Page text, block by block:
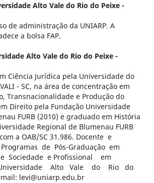
Alto Vale do Rio do Peixe -
de administração da UNIARP. A
a bolsa FAP.
Alto Vale do Rio do Peixe -
Ciência Jurídica pela Universidade do
- SC, na área de concentração em
Transnacionalidade e Produção do
Direito pela Fundação Universidade
FURB (2010) e graduado em História
Regional de Blumenau FURB
a OAB/SC 31.986. Docente e
de Pós-Graduação em
Sociedade e Profissional em
Alto Vale do Rio do
mail: levi@uniarp.edu.br